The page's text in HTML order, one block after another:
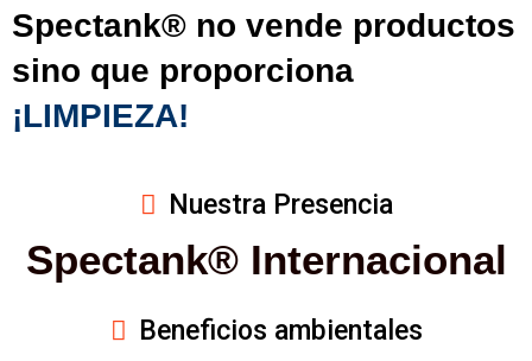
Spectank® no vende productos
sino que proporciona
¡LIMPIEZA!
Nuestra Presencia
Spectank® Internacional
Beneficios ambientales